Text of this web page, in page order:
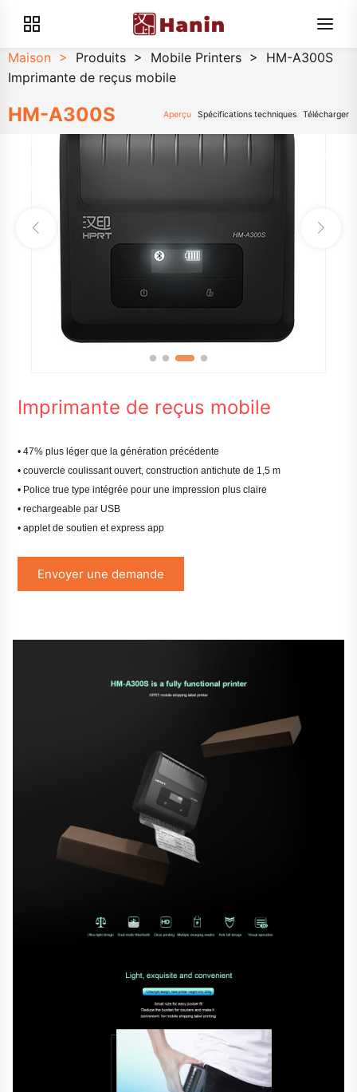
Maison > Produits > Mobile Printers >
HM-A300S
Imprimante de reçus mobile
HM-A300S Aperçu Spécifications techniques Télécharger
Imprimante de reçus mobile
• 47% plus léger que la génération précédente
• couvercle coulissant ouvert, construction antichute de 1,5 m
• Police true type intégrée pour une impression plus claire
• rechargeable par USB
• applet de soutien et express app
Envoyer une demande